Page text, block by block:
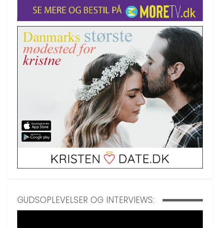
GUDSOPLEVELSER OG INTERVIEWS: